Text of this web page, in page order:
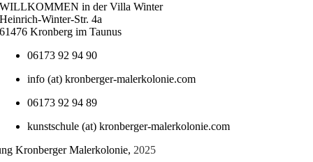
WILLKOMMEN in der Villa Winter
Heinrich-Winter-Str. 4a
61476 Kronberg im Taunus
06173 92 94 90
info (at) kronberger-malerkolonie.com
06173 92 94 89
kunstschule (at) kronberger-malerkolonie.com
Kronberger Malerkolonie, 2025